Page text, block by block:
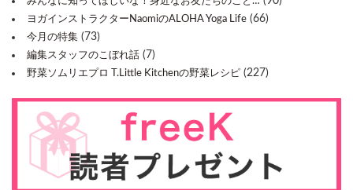
ヨガインストラクターNaomiのALOHA Yoga Life (66)
今月の特集 (73)
編集スタッフのこぼれ話 (7)
野菜ソムリエプロ T.Little Kitchenの野菜レシピ (227)